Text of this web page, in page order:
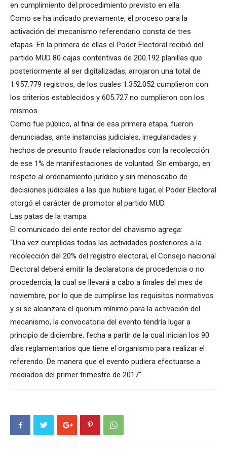
en cumplimiento del procedimiento previsto en ella.
Como se ha indicado previamente, el proceso para la
activación del mecanismo referendario consta de tres
etapas. En la primera de ellas el Poder Electoral recibió del
partido MUD 80 cajas contentivas de 200.192 planillas que
posteriormente al ser digitalizadas, arrojaron una total de
1.957.779 registros, de los cuales 1.352.052 cumplieron con
los criterios establecidos y 605.727 no cumplieron con los
mismos.
Como fue público, al final de esa primera etapa, fueron
denunciadas, ante instancias judiciales, irregularidades y
hechos de presunto fraude relacionados con la recolección
de ese 1% de manifestaciones de voluntad. Sin embargo, en
respeto al ordenamiento jurídico y sin menoscabo de
decisiones judiciales a las que hubiere lugar, el Poder Electoral
otorgó el carácter de promotor al partido MUD.
Las patas de la trampa
El comunicado del ente rector del chavismo agrega:
“Una vez cumplidas todas las actividades posteriores a la
recolección del 20% del registro electoral, el Consejo nacional
Electoral deberá emitir la declaratoria de procedencia o no
procedencia, la cual se llevará a cabo a finales del mes de
noviembre, por lo que de cumplirse los requisitos normativos
y si se alcanzara el quorum mínimo para la activación del
mecanismo, la convocatoria del evento tendría lugar a
principio de diciembre, fecha a partir de la cual inician los 90
días reglamentarios que tiene el organismo para realizar el
referendo. De manera que el evento pudiera efectuarse a
mediados del primer trimestre de 2017”.